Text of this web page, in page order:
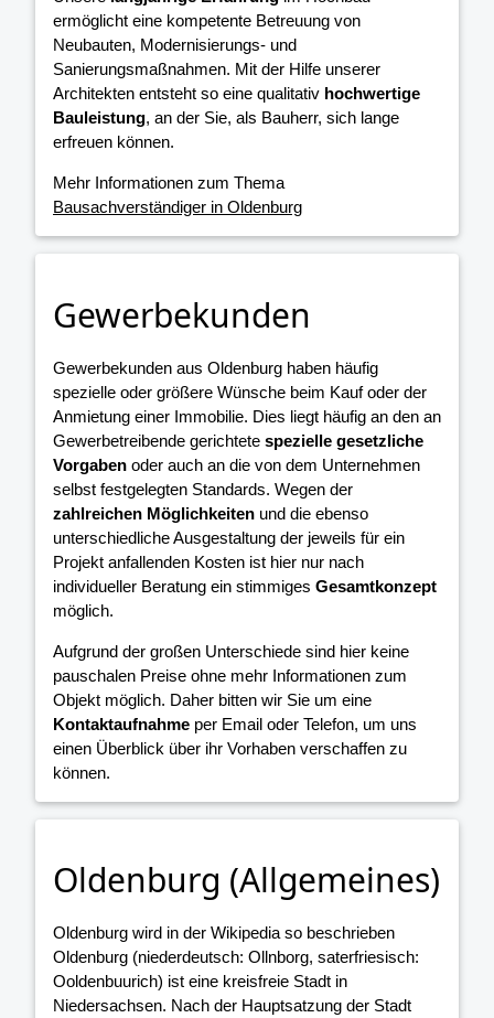
ermöglicht eine kompetente Betreuung von
Neubauten, Modernisierungs- und
Sanierungsmaßnahmen. Mit der Hilfe unserer
Architekten entsteht so eine qualitativ hochwertige
Bauleistung, an der Sie, als Bauherr, sich lange
erfreuen können.
Mehr Informationen zum Thema
Bausachverständiger in Oldenburg
Gewerbekunden
Gewerbekunden aus Oldenburg haben häufig
spezielle oder größere Wünsche beim Kauf oder der
Anmietung einer Immobilie. Dies liegt häufig an den an
Gewerbetreibende gerichtete spezielle gesetzliche
Vorgaben oder auch an die von dem Unternehmen
selbst festgelegten Standards. Wegen der
zahlreichen Möglichkeiten und die ebenso
unterschiedliche Ausgestaltung der jeweils für ein
Projekt anfallenden Kosten ist hier nur nach
individueller Beratung ein stimmiges Gesamtkonzept
möglich.
Aufgrund der großen Unterschiede sind hier keine
pauschalen Preise ohne mehr Informationen zum
Objekt möglich. Daher bitten wir Sie um eine
Kontaktaufnahme per Email oder Telefon, um uns
einen Überblick über ihr Vorhaben verschaffen zu
können.
Oldenburg (Allgemeines)
Oldenburg wird in der Wikipedia so beschrieben
Oldenburg (niederdeutsch: Ollnborg, saterfriesisch:
Ooldenbuurich) ist eine kreisfreie Stadt in
Niedersachsen. Nach der Hauptsatzung der Stadt